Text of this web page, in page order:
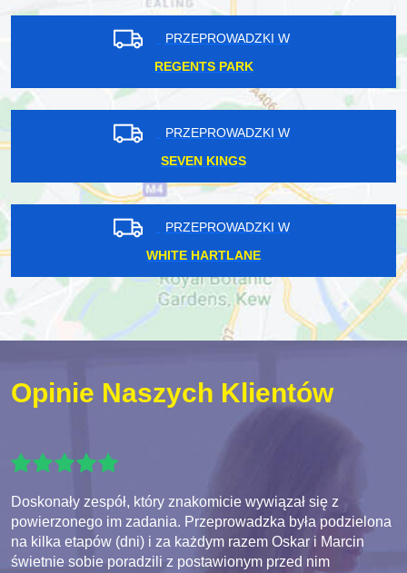
PRZEPROWADZKI W
REGENTS PARK
PRZEPROWADZKI W
SEVEN KINGS
PRZEPROWADZKI W
WHITE HARTLANE
Opinie Naszych Klientów
Doskonały zespół, który znakomicie wywiązał się z
powierzonego im zadania. Przeprowadzka była podzielona
na kilka etapów (dni) i za każdym razem Oskar i Marcin
świetnie sobie poradzili z postawionym przed nim